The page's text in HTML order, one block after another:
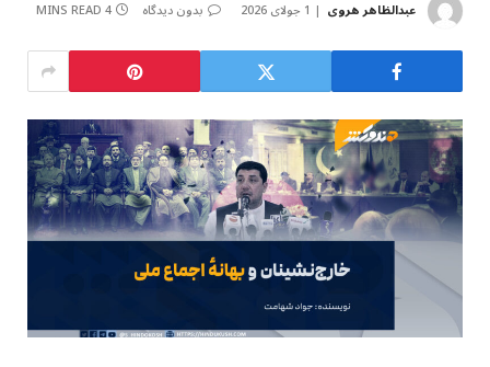
عبدالظاهر هروی 1 جولای 2026 بدون دیدگاه 4 MINS READ